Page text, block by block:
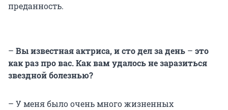
преданность.
– Вы известная актриса, и сто дел за день – это
как раз про вас. Как вам удалось не заразиться
звездной болезнью?
– У меня было очень много жизненных